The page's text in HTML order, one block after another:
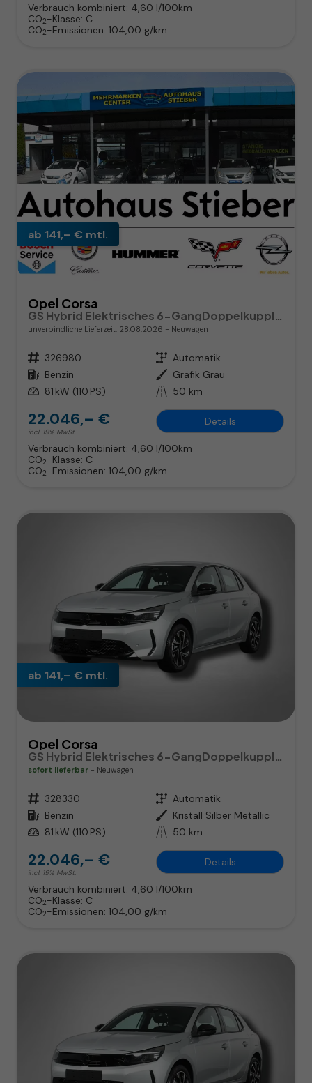
Verbrauch kombiniert: 4,60 l/100km
CO2-Klasse: C
CO2-Emissionen: 104,00 g/km
ab 141,– € mtl.
Opel Corsa
unverbindliche Lieferzeit: 28.08.2026 Neuwagen
Fahrzeugnr. 326980 Getriebe Automatik
Kraftstoff Benzin Außenfarbe Grafik Grau
Leistung 81 kW (110 PS) Kilometerstand 50 km
22.046,– €
incl. 19% MwSt.
Details
Verbrauch kombiniert: 4,60 l/100km
CO2-Klasse: C
CO2-Emissionen: 104,00 g/km
ab 141,– € mtl.
Opel Corsa
sofort lieferbar Neuwagen
Fahrzeugnr. 328330 Getriebe Automatik
Kraftstoff Benzin Außenfarbe Kristall Silber Metallic
Leistung 81 kW (110 PS) Kilometerstand 50 km
22.046,– €
incl. 19% MwSt.
Details
Verbrauch kombiniert: 4,60 l/100km
CO2-Klasse: C
CO2-Emissionen: 104,00 g/km